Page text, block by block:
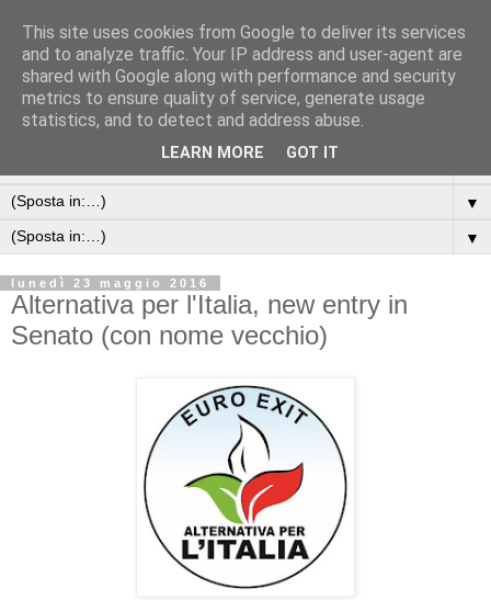
▼
▼
lunedì 23 maggio 2016
Alternativa per l'Italia, new entry in
Senato (con nome vecchio)
This site uses cookies from Google to deliver its services
and to analyze traffic. Your IP address and user-agent are
shared with Google along with performance and security
metrics to ensure quality of service, generate usage
statistics, and to detect and address abuse.
LEARN MORE GOT IT